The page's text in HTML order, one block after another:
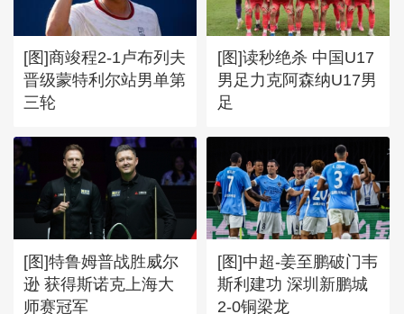
WTT横滨冠军赛16强
[图]商竣程2-1卢布列夫
晋级蒙特利尔站男单第
三轮
[图]读秒绝杀 中国U17
男足力克阿森纳U17男
足
[图]特鲁姆普战胜威尔
逊 获得斯诺克上海大
师赛冠军
[图]中超-姜至鹏破门韦
斯利建功 深圳新鹏城
2-0铜梁龙